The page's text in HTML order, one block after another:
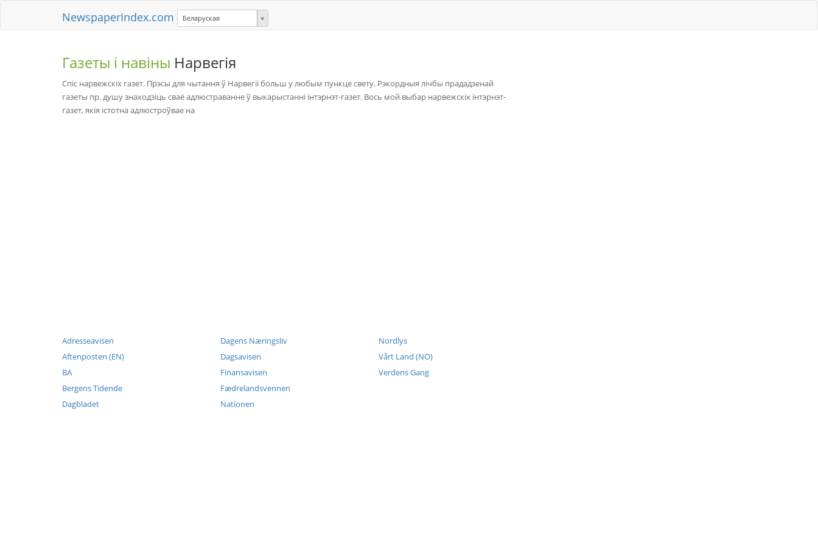
NewspaperIndex.com Беларуская
Газеты і навіны Нарвегія
Спіс нарвежскіх газет. Прэсы для чытання ў Нарвегіі больш у любым пункце свету. Рэкордныя лічбы прададзенай
газеты пр. душу знаходзіць сваё адлюстраванне ў выкарыстанні інтэрнэт-газет. Вось мой выбар нарвежскіх інтэрнэт-
газет, якія істотна адлюстроўвае на
Adresseavisen
Aftenposten (EN)
BA
Bergens Tidende
Dagbladet
Dagens Næringsliv
Dagsavisen
Finansavisen
Fædrelandsvennen
Nationen
Nordlys
Vårt Land (NO)
Verdens Gang